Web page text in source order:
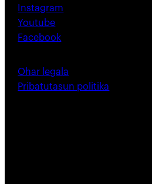
Instagram
Youtube
Facebook
Ohar legala
Pribatutasun politika